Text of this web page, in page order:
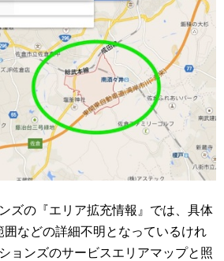
ズの『エリア拡充情報』では、具体
囲などの詳細不明となっているけれ
ョンズのサービスエリアマップと照